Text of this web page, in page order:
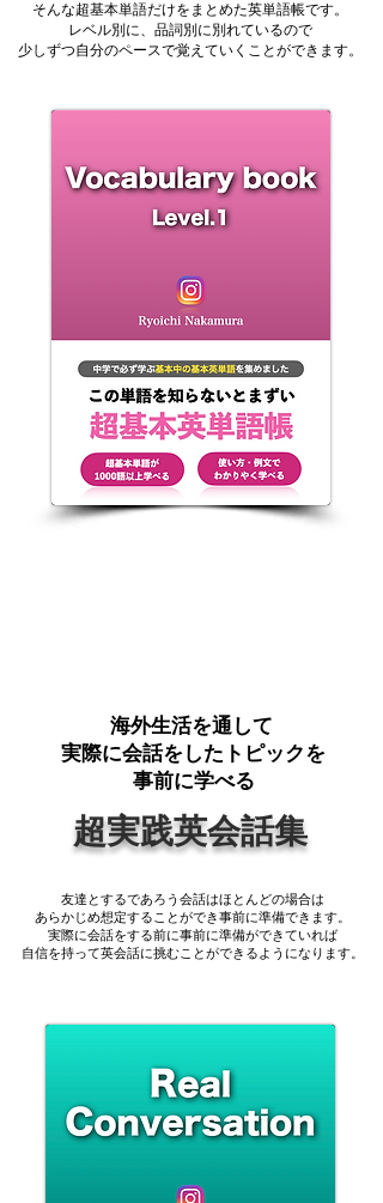
​そんな超基本単語だけをまとめた英単語帳です。
レベル別に、品詞別に別れているので
​少しずつ自分のペースで覚えていくことができます。
​海外生活を通して
実際に会話をしたトピックを
​事前に学べる
​超実践英会話集
友達とするであろう会話はほとんどの場合は
あらかじめ想定することができ事前に準備できます。
実際に会話をする前に事前に準備ができていれば
​自信を持って英会話に挑むことができるようになります。